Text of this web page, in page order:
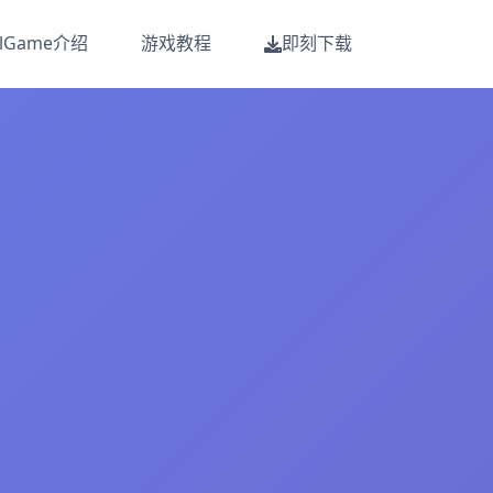
介绍 游戏教程 即刻下载